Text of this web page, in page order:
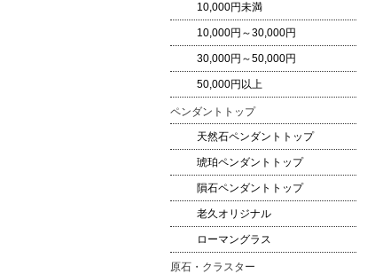
10,000円未満
10,000円～30,000円
30,000円～50,000円
50,000円以上
ペンダントトップ
天然石ペンダントトップ
琥珀ペンダントトップ
隕石ペンダントトップ
老久オリジナル
ローマングラス
原石・クラスター